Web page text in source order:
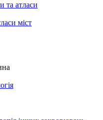
та атласи
міст